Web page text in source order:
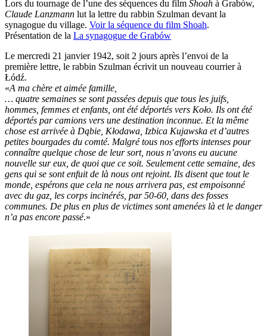
Lors du tournage de l’une des séquences du film Shoah à Grabów,
Claude Lanzmann lut la lettre du rabbin Szulman devant la
synagogue du village. Voir la séquence du film Shoah.
Présentation de la La synagogue de Grabów
Le mercredi 21 janvier 1942, soit 2 jours après l’envoi de la
première lettre, le rabbin Szulman écrivit un nouveau courrier à
Łódź.
«A ma chère et aimée famille,
… quatre semaines se sont passées depuis que tous les juifs,
hommes, femmes et enfants, ont été déportés vers Koło. Ils ont été
déportés par camions vers une destination inconnue. Et la même
chose est arrivée à Dąbie, Kłodawa, Izbica Kujawska et d’autres
petites bourgades du comté. Malgré tous nos efforts intenses pour
connaître quelque chose de leur sort, nous n’avons eu aucune
nouvelle sur eux, de quoi que ce soit. Seulement cette semaine, des
gens qui se sont enfuit de là nous ont rejoint. Ils disent que tout le
monde, espérons que cela ne nous arrivera pas, est empoisonné
avec du gaz, les corps incinérés, par 50-60, dans des fosses
communes. De plus en plus de victimes sont amenées là et le danger
n’a pas encore passé.»